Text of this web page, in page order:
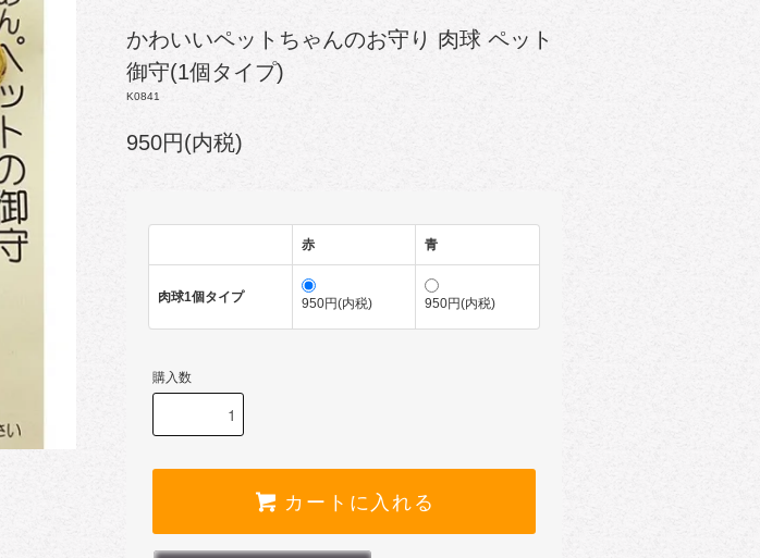
かわいいペットちゃんのお守り 肉球 ペット
御守(1個タイプ)
K0841
950円(内税)
赤 青
肉球1個タイプ 950円(内税) 950円(内税)
購入数
カートに入れる